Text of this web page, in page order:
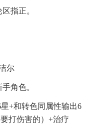
指正。
尔
角色。
+和转色同属性输出6
打伤害的）+治疗